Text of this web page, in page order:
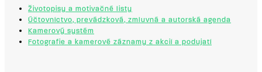
Životopisy a motivačné listy
Účtovníctvo, prevádzková, zmluvná a autorská agenda
Kamerový systém
Fotografie a kamerové záznamy z akcií a podujatí